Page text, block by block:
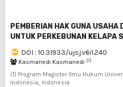
PEMBERIAN HAK GUNA USAHA
UNTUK PERKEBUNAN KELAPA
DOI : 10.31933/ujsj.v6i1.240
Kasmanedi Kasmanedi (1)
(1) Program Magister Ilmu Hukum
Indonesia, Indonesia